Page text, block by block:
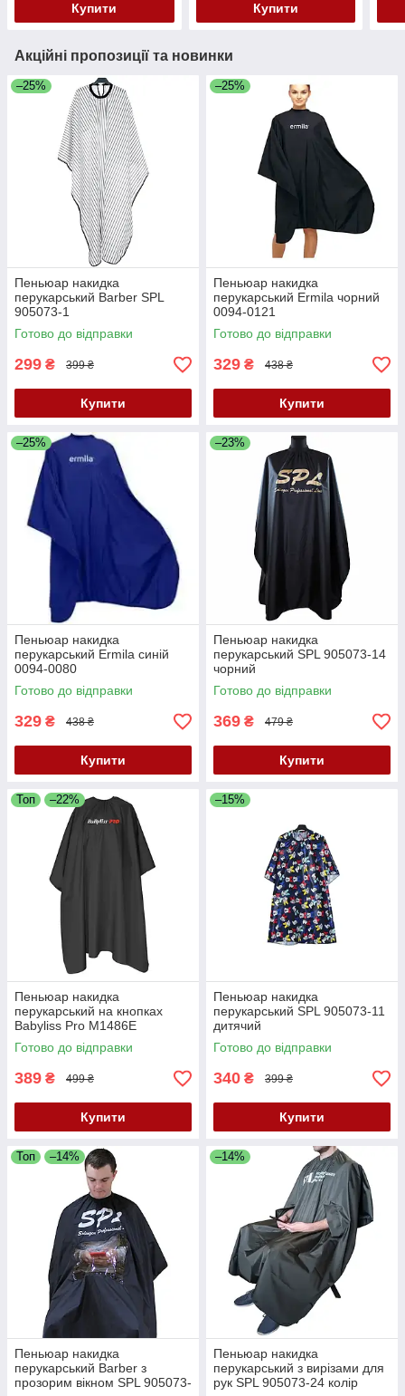
Купити Купити
Акційні пропозиції та новинки
–25%
Пеньюар накидка
перукарський Barber SPL
905073-1
Готово до відправки
299 ₴ 399 ₴
Купити
–25%
Пеньюар накидка
перукарський Ermila чорний
0094-0121
Готово до відправки
329 ₴ 438 ₴
Купити
–25%
Пеньюар накидка
перукарський Ermila синій
0094-0080
Готово до відправки
329 ₴ 438 ₴
Купити
–23%
Пеньюар накидка
перукарський SPL 905073-14
чорний
Готово до відправки
369 ₴ 479 ₴
Купити
Топ –22%
Пеньюар накидка
перукарський на кнопках
Babyliss Pro M1486E
Готово до відправки
389 ₴ 499 ₴
Купити
–15%
Пеньюар накидка
перукарський SPL 905073-11
дитячий
Готово до відправки
340 ₴ 399 ₴
Купити
Топ –14%
Пеньюар накидка
перукарський Barber з
прозорим вікном SPL 905073-
–14%
Пеньюар накидка
перукарський з вирізами для
рук SPL 905073-24 колір